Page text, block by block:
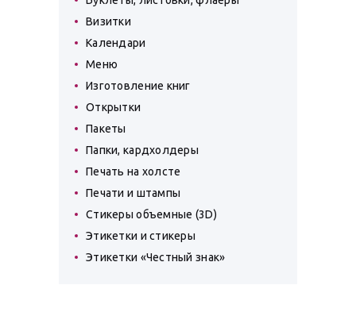
Визитки
Календари
Меню
Изготовление книг
Открытки
Пакеты
Папки, кардхолдеры
Печать на холсте
Печати и штампы
Стикеры объемные (3D)
Этикетки и стикеры
Этикетки «Честный знак»